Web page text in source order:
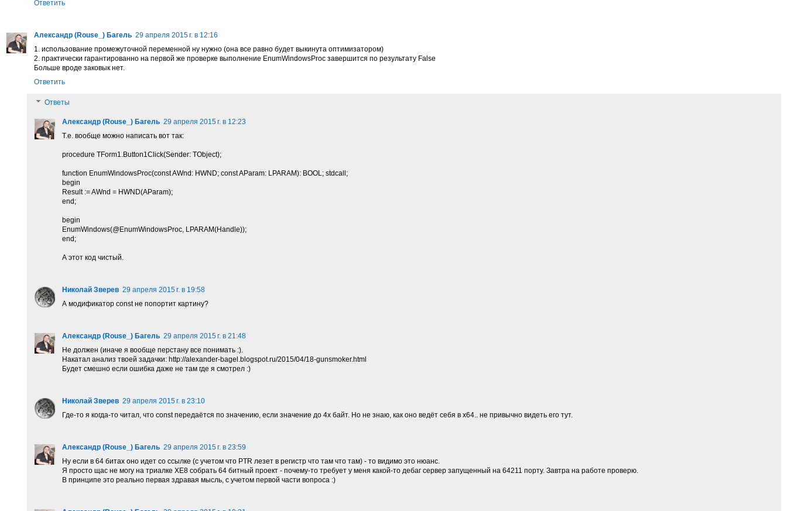
Ответить
Александр (Rouse_) Багель 29 апреля 2015 г. в 12:16
1. использование промежуточной переменной ну нужно (она все равно будет выкинута оптимизатором)
2. практически гарантированно на первой же проверке выполнение EnumWindowsProc завершится по результату False
Больше вроде заковык нет.
Ответить
Ответы
Александр (Rouse_) Багель 29 апреля 2015 г. в 12:23
Т.е. вообще можно написать вот так:
procedure TForm1.Button1Click(Sender: TObject);
function EnumWindowsProc(const AWnd: HWND; const AParam: LPARAM): BOOL; stdcall;
begin
Result := AWnd = HWND(AParam);
end;
begin
EnumWindows(@EnumWindowsProc, LPARAM(Handle));
end;
А этот код чистый.
Николай Зверев 29 апреля 2015 г. в 19:58
А модификатор const не попортит картину?
Александр (Rouse_) Багель 29 апреля 2015 г. в 21:48
Не должен (иначе я вообще перстану все понимать :).
Накатал анализ твоей задачки: http://alexander-bagel.blogspot.ru/2015/04/18-gunsmoker.html
Будет смешно если ошибка даже не там где я смотрел :)
Николай Зверев 29 апреля 2015 г. в 23:10
Где-то я когда-то читал, что const передаётся по значению, если значение до 4х байт. Но не знаю, как оно ведёт себя в x64.. не привычно видеть его тут.
Александр (Rouse_) Багель 29 апреля 2015 г. в 23:59
Ну если в 64 битах оно идет со ссылке (с учетом что PTR лезет в регистр что там что там) - то видимо это нюанс.
Я просто щас не могу на триалке ХЕ8 собрать 64 битный проект - почему-то требует у меня какой-то дебаг сервер запущенный на 64211 порту. Завтра на работе проверю.
В принципе это реально первая здравая мысль, с учетом первой части вопроса :)